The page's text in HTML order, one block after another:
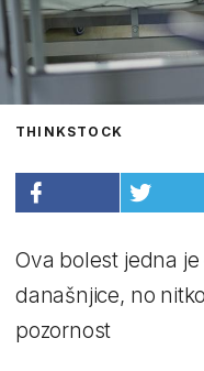
THINKSTOCK
Ova bolest jedna
današnjice, no
pozornost